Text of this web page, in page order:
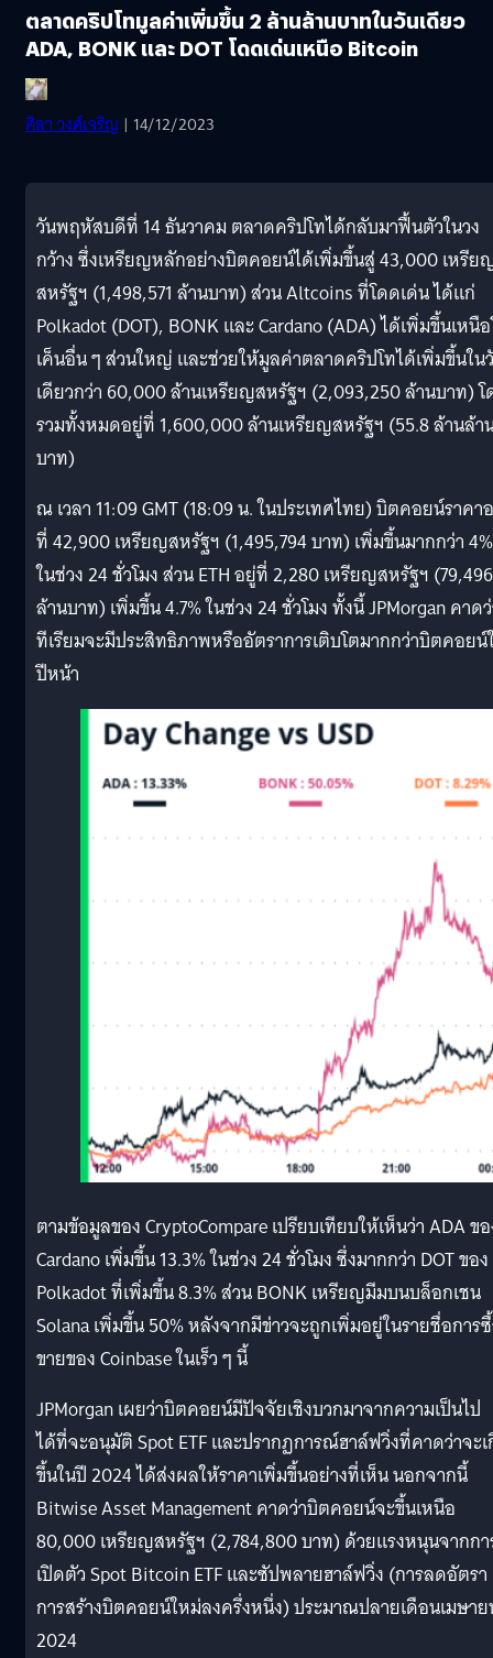
ตลาดคริปโทมูลค่าเพิ่มขึ้น 2 ล้านล้านบาทในวันเดียว
ADA, BONK และ DOT โดดเด่นเหนือ Bitcoin
ศิลา วงศ์เจริญ | 14/12/2023
วันพฤหัสบดีที่ 14 ธันวาคม ตลาดคริปโทได้กลับมาฟื้นตัวในวง
กว้าง ซึ่งเหรียญหลักอย่างบิตคอยน์ได้เพิ่มขึ้นสู่ 43,000 เหรีย
สหรัฐฯ (1,498,571 ล้านบาท) ส่วน Altcoins ที่โดดเด่น ได้แก่
Polkadot (DOT), BONK และ Cardano (ADA) ได้เพิ่มขึ้นเหนื
เค็นอื่น ๆ ส่วนใหญ่ และช่วยให้มูลค่าตลาดคริปโทได้เพิ่มขึ้นใน
เดียวกว่า 60,000 ล้านเหรียญสหรัฐฯ (2,093,250 ล้านบาท)
รวมทั้งหมดอยู่ที่ 1,600,000 ล้านเหรียญสหรัฐฯ (55.8 ล้านล้า
บาท)
ณ เวลา 11:09 GMT (18:09 น. ในประเทศไทย) บิตคอยน์ราคา
ที่ 42,900 เหรียญสหรัฐฯ (1,495,794 บาท) เพิ่มขึ้นมากกว่า 4%
ในช่วง 24 ชั่วโมง ส่วน ETH อยู่ที่ 2,280 เหรียญสหรัฐฯ (79,496
ล้านบาท) เพิ่มขึ้น 4.7% ในช่วง 24 ชั่วโมง ทั้งนี้ JPMorgan คาด
ทีเรียมจะมีประสิทธิภาพหรืออัตราการเติบโตมากกว่าบิตคอยน์
ปีหน้า
ตามข้อมูลของ CryptoCompare เปรียบเทียบให้เห็นว่า ADA ข
Cardano เพิ่มขึ้น 13.3% ในช่วง 24 ชั่วโมง ซึ่งมากกว่า DOT ของ
Polkadot ที่เพิ่มขึ้น 8.3% ส่วน BONK เหรียญมีมบนบล็อกเชน
Solana เพิ่มขึ้น 50% หลังจากมีข่าวจะถูกเพิ่มอยู่ในรายชื่อการ
ขายของ Coinbase ในเร็ว ๆ นี้
JPMorgan เผยว่าบิตคอยน์มีปัจจัยเชิงบวกมาจากความเป็นไป
ได้ที่จะอนุมัติ Spot ETF และปรากฏการณ์ฮาล์ฟวิ่งที่คาดว่าจะ
ขึ้นในปี 2024 ได้ส่งผลให้ราคาเพิ่มขึ้นอย่างที่เห็น นอกจากนี้
Bitwise Asset Management คาดว่าบิตคอยน์จะขึ้นเหนือ
80,000 เหรียญสหรัฐฯ (2,784,800 บาท) ด้วยแรงหนุนจากก
เปิดตัว Spot Bitcoin ETF และซัปพลายฮาล์ฟวิ่ง (การลดอัตรา
การสร้างบิตคอยน์ใหม่ลงครึ่งหนึ่ง) ประมาณปลายเดือนเมษา
2024